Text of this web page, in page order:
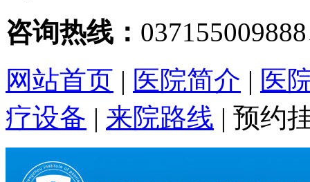
咨询热线：
网站首页 | 医院简介 | 医
疗设备 | 来院路线 | 预约